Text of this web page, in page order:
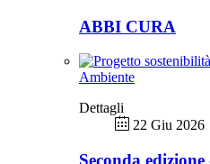
ABBI CURA
Ambiente
Dettagli
22 Giu 2026
Seconda